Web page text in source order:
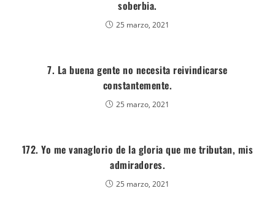
soberbia.
25 marzo, 2021
7. La buena gente no necesita reivindicarse
constantemente.
25 marzo, 2021
172. Yo me vanaglorio de la gloria que me tributan, mis
admiradores.
25 marzo, 2021